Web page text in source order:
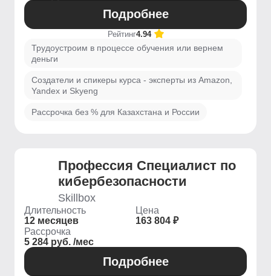
Подробнее
Рейтинг4.94
Трудоустроим в процессе обучения или вернем
деньги
Создатели и спикеры курса - эксперты из Amazon,
Yandex и Skyeng
Рассрочка без % для Казахстана и России
Профессия Специалист по
кибербезопасности
Skillbox
Длительность
12 месяцев
Цена
163 804 ₽
Рассрочка
5 284 руб. /мес
Подробнее